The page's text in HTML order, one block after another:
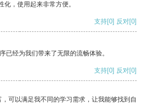
，使用起来非常方便。
支持[0] 反对[0]
已经为我们带来了无限的流畅体验。
支持[0] 反对[0]
可以满足我不同的学习需求，让我能够找到自